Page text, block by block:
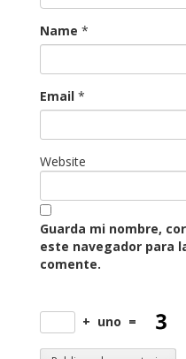
Name *
Email *
Website
Guarda mi nombre,
este navegador para
comente.
+ uno =